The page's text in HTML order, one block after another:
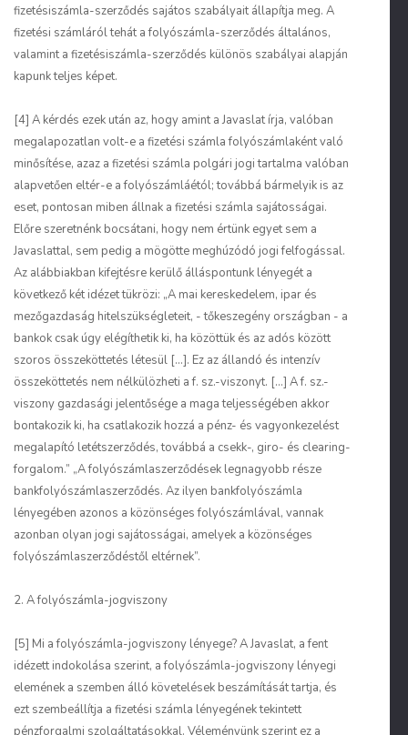
fizetésiszámla-szerződés sajátos szabályait állapítja meg. A
fizetési számláról tehát a folyószámla-szerződés általános,
valamint a fizetésiszámla-szerződés különös szabályai alapján
kapunk teljes képet.
[4] A kérdés ezek után az, hogy amint a Javaslat írja, valóban
megalapozatlan volt-e a fizetési számla folyószámlaként való
minősítése, azaz a fizetési számla polgári jogi tartalma valóban
alapvetően eltér-e a folyószámláétól; továbbá bármelyik is az
eset, pontosan miben állnak a fizetési számla sajátosságai.
Előre szeretnénk bocsátani, hogy nem értünk egyet sem a
Javaslattal, sem pedig a mögötte meghúzódó jogi felfogással.
Az alábbiakban kifejtésre kerülő álláspontunk lényegét a
következő két idézet tükrözi: „A mai kereskedelem, ipar és
mezőgazdaság hitelszükségleteit, - tőkeszegény országban - a
bankok csak úgy elégíthetik ki, ha közöttük és az adós között
szoros összeköttetés létesül [...]. Ez az állandó és intenzív
összeköttetés nem nélkülözheti a f. sz.-viszonyt. [...] A f. sz.-
viszony gazdasági jelentősége a maga teljességében akkor
bontakozik ki, ha csatlakozik hozzá a pénz- és vagyonkezelést
megalapító letétszerződés, továbbá a csekk-, giro- és clearing-
forgalom.” „A folyószámlaszerződések legnagyobb része
bankfolyószámlaszerződés. Az ilyen bankfolyószámla
lényegében azonos a közönséges folyószámlával, vannak
azonban olyan jogi sajátosságai, amelyek a közönséges
folyószámlaszerződéstől eltérnek”.
2. A folyószámla-jogviszony
[5] Mi a folyószámla-jogviszony lényege? A Javaslat, a fent
idézett indokolása szerint, a folyószámla-jogviszony lényegi
elemének a szemben álló követelések beszámítását tartja, és
ezt szembeállítja a fizetési számla lényegének tekintett
pénzforgalmi szolgáltatásokkal. Véleményünk szerint ez a